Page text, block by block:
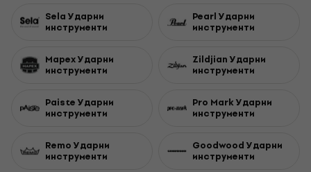
Sela Ударни
инструменти
Pearl Ударни
инструменти
Mapex Ударни
инструменти
Zildjian Ударни
инструменти
Paiste Ударни
инструменти
Pro Mark Ударни
инструменти
Remo Ударни
инструменти
Goodwood Ударни
инструменти